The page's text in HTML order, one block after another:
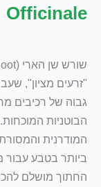
Officinale
"זרעים מציון",
גבוה של רכיבים
הבוטניות
המודרנית
ביותר בטבע עבור
החתוך מושלם